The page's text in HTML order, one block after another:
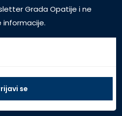
Grada Opatije i ne
informacije.